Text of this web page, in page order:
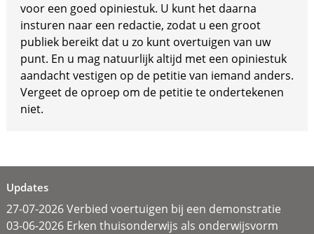
voor een goed opiniestuk. U kunt het daarna
insturen naar een redactie, zodat u een groot
publiek bereikt dat u zo kunt overtuigen van uw
punt. En u mag natuurlijk altijd met een opiniestuk
aandacht vestigen op de petitie van iemand anders.
Vergeet de oproep om de petitie te ondertekenen
niet.
Updates
27-07-2026 Verbied voertuigen bij een demonstratie
03-06-2026 Erken thuisonderwijs als onderwijsvorm